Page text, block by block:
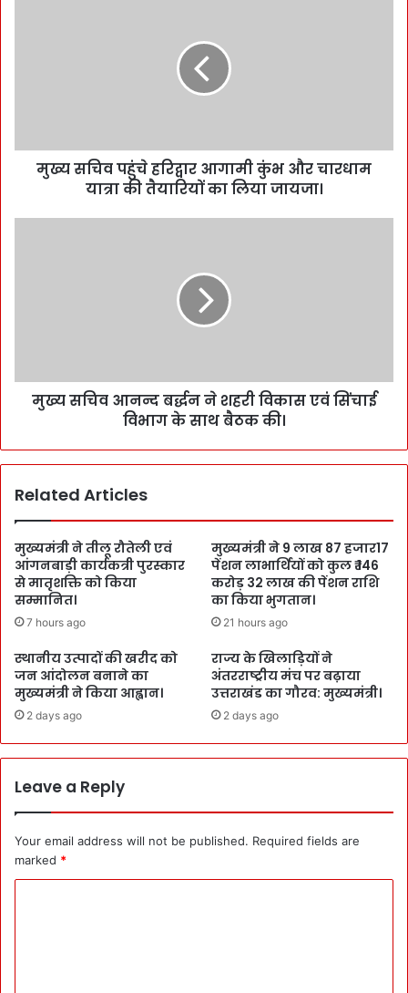
मुख्य सचिव पहुंचे हरिद्वार आगामी कुंभ और चारधाम
यात्रा की तैयारियों का लिया जायजा।
मुख्य सचिव आनन्द बर्द्धन ने शहरी विकास एवं सिंचाई
विभाग के साथ बैठक की।
Related Articles
मुख्यमंत्री ने तीलू रौतेली एवं
आंगनबाड़ी कार्यकत्री पुरस्कार
से मातृशक्ति को किया
सम्मानित।
7 hours ago
मुख्यमंत्री ने 9 लाख 87 हजार17
पेंशन लाभार्थियों को कुल ₹ 146
करोड़ 32 लाख की पेंशन राशि
का किया भुगतान।
21 hours ago
स्थानीय उत्पादों की खरीद को
जन आंदोलन बनाने का
मुख्यमंत्री ने किया आह्वान।
2 days ago
राज्य के खिलाड़ियों ने
अंतरराष्ट्रीय मंच पर बढ़ाया
उत्तराखंड का गौरव: मुख्यमंत्री।
2 days ago
Leave a Reply
Your email address will not be published. Required fields are
marked *